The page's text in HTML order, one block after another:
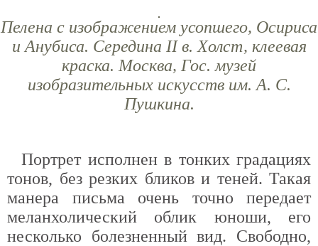
Пелена с изображением усопшего, Осириса
и Анубиса. Середина II в. Холст, клеевая
краска. Москва, Гос. музей
изобразительных искусств им. А. С.
Пушкина.
Портрет исполнен в тонких градациях
тонов, без резких бликов и теней. Такая
манера письма очень точно передает
меланхолический облик юноши, его
несколько болезненный вид. Свободно,